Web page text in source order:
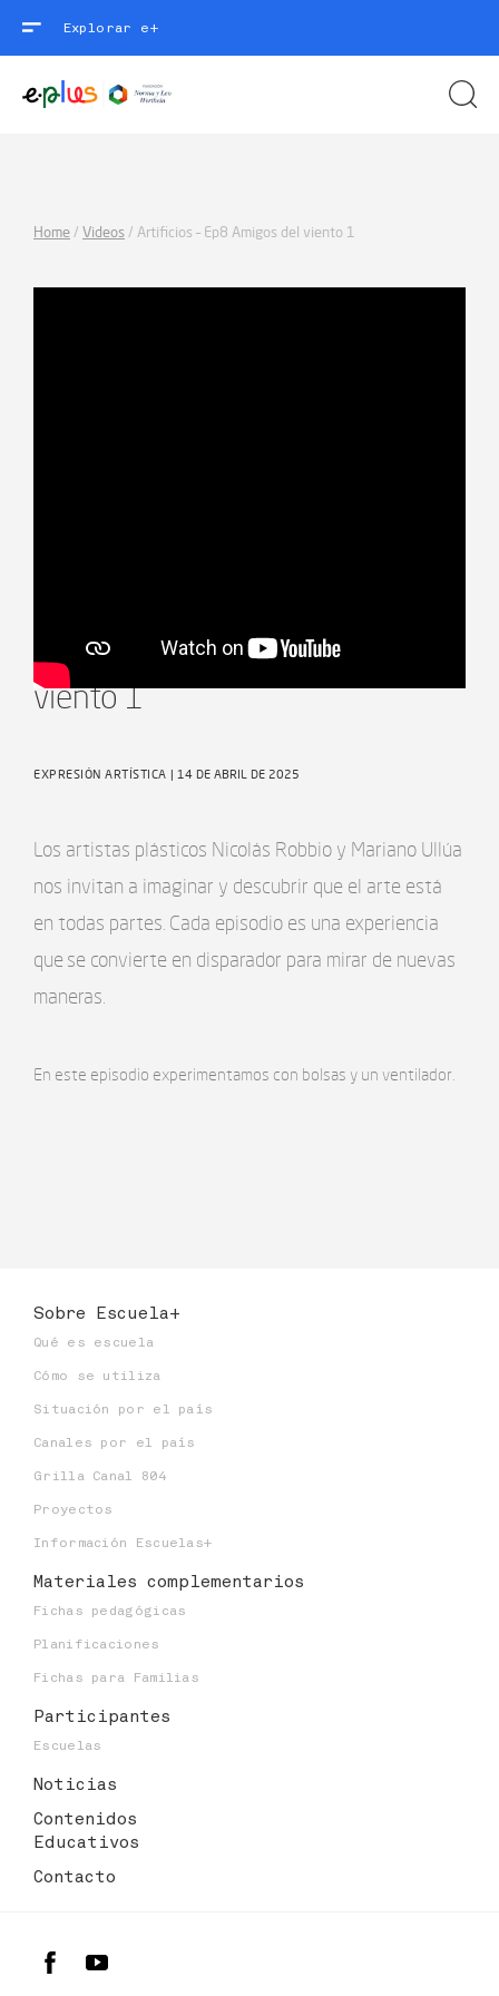
Explorar e+
Home / Videos / Artificios – Ep8 Amigos del viento 1
Artificios - Ep8 Amigos del
viento 1
EXPRESIÓN ARTÍSTICA | 14 DE ABRIL DE 2025
Los artistas plásticos Nicolás Robbio y Mariano Ullúa
nos invitan a imaginar y descubrir que el arte está
en todas partes. Cada episodio es una experiencia
que se convierte en disparador para mirar de nuevas
maneras.
En este episodio experimentamos con bolsas y un ventilador.
Sobre Escuela+
Qué es escuela
Cómo se utiliza
Situación por el país
Canales por el país
Grilla Canal 804
Proyectos
Información Escuelas+
Materiales complementarios
Fichas pedagógicas
Planificaciones
Fichas para Familias
Participantes
Escuelas
Noticias
Contenidos
Educativos
Contacto